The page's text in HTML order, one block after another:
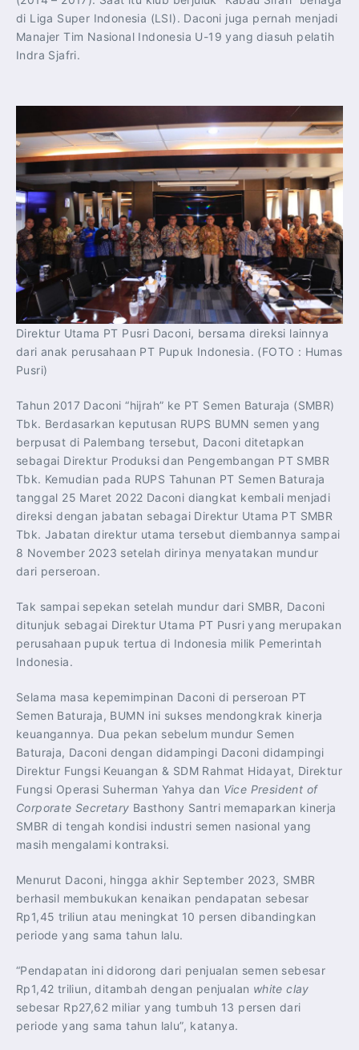
di Liga Super Indonesia (LSI). Daconi juga pernah menjadi
Manajer Tim Nasional Indonesia U-19 yang diasuh pelatih
Indra Sjafri.
Direktur Utama PT Pusri Daconi, bersama direksi lainnya
dari anak perusahaan PT Pupuk Indonesia. (FOTO : Humas
Pusri)
Tahun 2017 Daconi “hijrah” ke PT Semen Baturaja (SMBR)
Tbk. Berdasarkan keputusan RUPS BUMN semen yang
berpusat di Palembang tersebut, Daconi ditetapkan
sebagai Direktur Produksi dan Pengembangan PT SMBR
Tbk. Kemudian pada RUPS Tahunan PT Semen Baturaja
tanggal 25 Maret 2022 Daconi diangkat kembali menjadi
direksi dengan jabatan sebagai Direktur Utama PT SMBR
Tbk. Jabatan direktur utama tersebut diembannya sampai
8 November 2023 setelah dirinya menyatakan mundur
dari perseroan.
Tak sampai sepekan setelah mundur dari SMBR, Daconi
ditunjuk sebagai Direktur Utama PT Pusri yang merupakan
perusahaan pupuk tertua di Indonesia milik Pemerintah
Indonesia.
Selama masa kepemimpinan Daconi di perseroan PT
Semen Baturaja, BUMN ini sukses mendongkrak kinerja
keuangannya. Dua pekan sebelum mundur Semen
Baturaja, Daconi dengan didampingi Daconi didampingi
Direktur Fungsi Keuangan & SDM Rahmat Hidayat, Direktur
Fungsi Operasi Suherman Yahya dan Vice President of
Corporate Secretary Basthony Santri memaparkan kinerja
SMBR di tengah kondisi industri semen nasional yang
masih mengalami kontraksi.
Menurut Daconi, hingga akhir September 2023, SMBR
berhasil membukukan kenaikan pendapatan sebesar
Rp1,45 triliun atau meningkat 10 persen dibandingkan
periode yang sama tahun lalu.
“Pendapatan ini didorong dari penjualan semen sebesar
Rp1,42 triliun, ditambah dengan penjualan white clay
sebesar Rp27,62 miliar yang tumbuh 13 persen dari
periode yang sama tahun lalu”, katanya.